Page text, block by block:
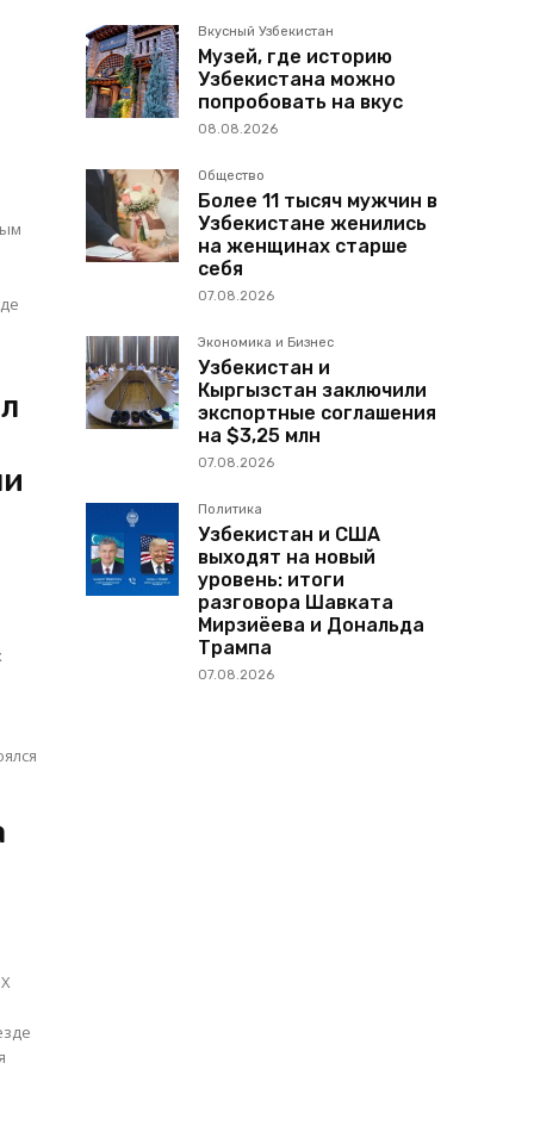
Вкусный Узбекистан
Музей, где историю
Узбекистана можно
попробовать на вкус
08.08.2026
Общество
Более 11 тысяч мужчин в
Узбекистане женились
на женщинах старше
себя
07.08.2026
Экономика и Бизнес
Узбекистан и
Кыргызстан заключили
экспортные соглашения
на $3,25 млн
07.08.2026
Политика
Узбекистан и США
выходят на новый
уровень: итоги
разговора Шавката
Мирзиёева и Дональда
Трампа
07.08.2026